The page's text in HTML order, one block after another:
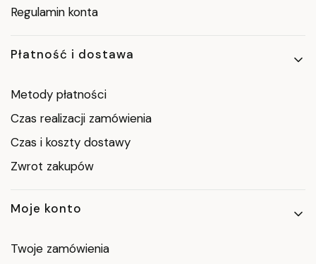
Regulamin konta
Płatność i dostawa
Metody płatności
Czas realizacji zamówienia
Czas i koszty dostawy
Zwrot zakupów
Moje konto
Twoje zamówienia